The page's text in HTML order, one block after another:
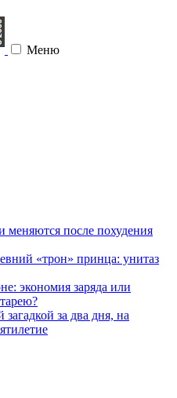
Меню
меняются после похудения
«трон» принца: унитаз
экономия заряда или
за два дня, на